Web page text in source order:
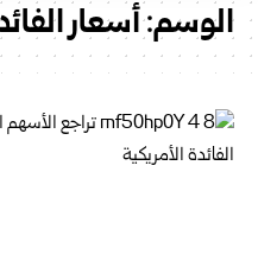
الوسم:أسعار